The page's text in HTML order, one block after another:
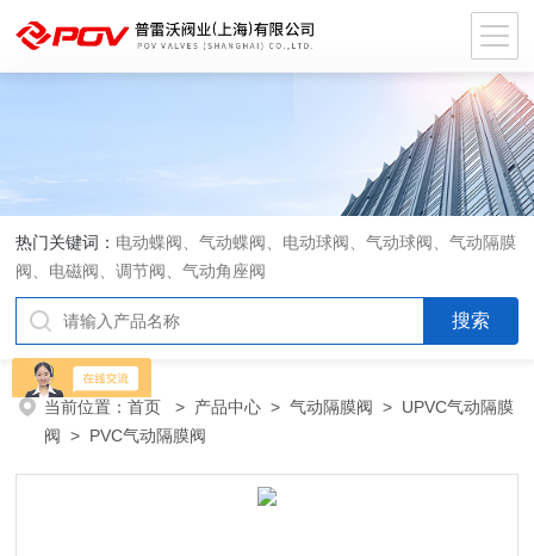
热门关键词： 电动蝶阀、气动蝶阀、电动球阀、气动球阀、气动隔膜
阀、电磁阀、调节阀、气动角座阀
当前位置：首页 > 产品中心 >气动隔膜阀 > UPVC气动隔膜
阀 > PVC气动隔膜阀